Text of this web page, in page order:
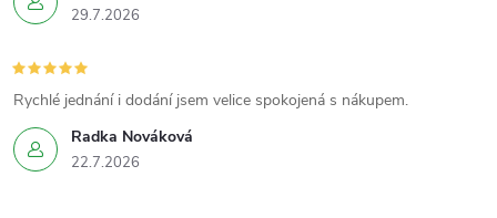
29.7.2026
Radka Nováková
22.7.2026
Rychlé jednání i dodání jsem velice spokojená s nákupem.